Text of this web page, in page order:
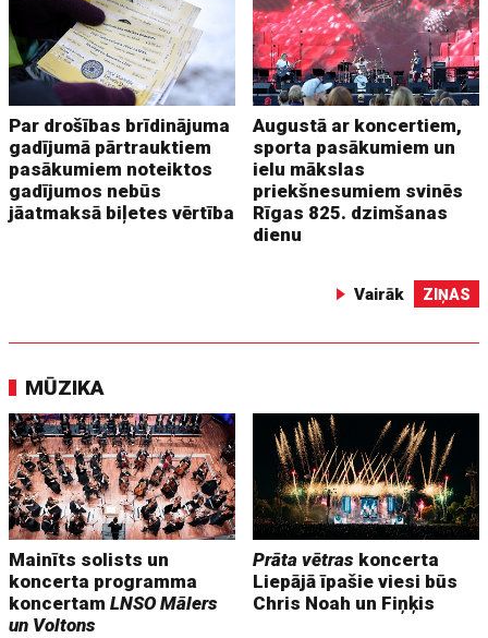
Par drošības brīdinājuma
gadījumā pārtrauktiem
pasākumiem noteiktos
gadījumos nebūs
jāatmaksā biļetes vērtība
Augustā ar koncertiem,
sporta pasākumiem un
ielu mākslas
priekšnesumiem svinēs
Rīgas 825. dzimšanas
dienu
Vairāk ZIŅAS
MŪZIKA
Mainīts solists un
koncerta programma
koncertamLNSO Mālers
un Voltons
Prāta vētras koncerta
Liepājā īpašie viesi būs
Chris Noah un Fiņķis